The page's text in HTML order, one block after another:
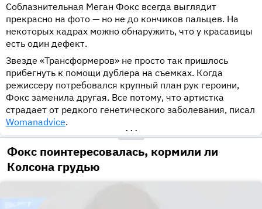
Соблазнительная Меган Фокс всегда выглядит
прекрасно на фото — но не до кончиков пальцев. На
некоторых кадрах можно обнаружить, что у красавицы
есть один дефект.
Звезде «Трансформеров» не просто так пришлось
прибегнуть к помощи дублера на съемках. Когда
режиссеру потребовался крупный план рук героини,
Фокс заменила другая. Все потому, что артистка
страдает от редкого генетического заболевания, писал
Womanadvice.
•••
Фокс поинтересовалась, кормили ли
Колсона грудью